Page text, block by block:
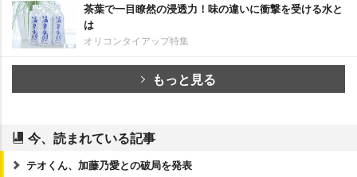
茶葉で一目瞭然の浸透力！味の違いに衝撃を受ける水と
は
オリコンタイアップ特集
もっと見る
今、読まれている記事
テオくん、加藤乃愛との破局を発表